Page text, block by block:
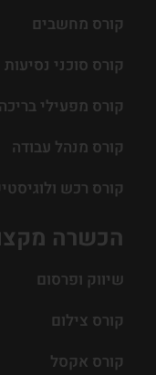
הכשרה
שיווק ופרסום
קורס צילום
קורס אקסל
קורס מחשבים
קורס סוכני נסיעות
קורס מפעילי בריכה
קורס מנהל עבודה
קורס רכש